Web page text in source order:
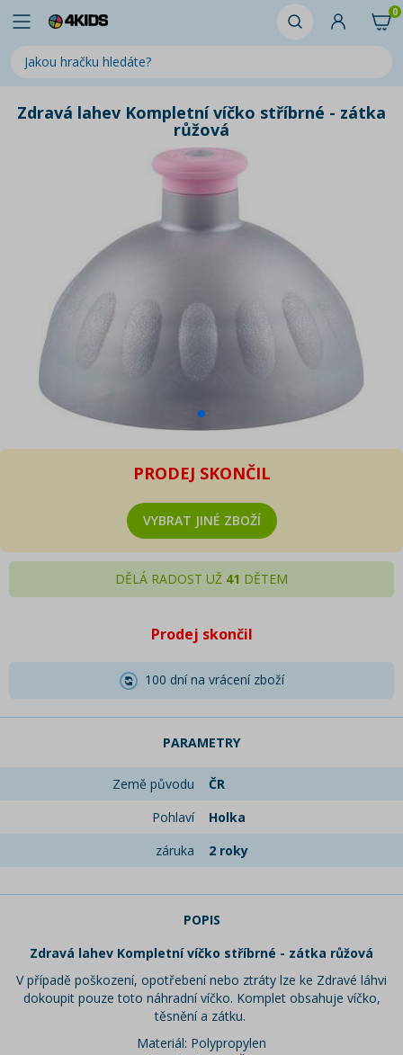
0
Zdravá lahev Kompletní víčko stříbrné - zátka
růžová
PRODEJ SKONČIL
VYBRAT JINÉ ZBOŽÍ
DĚLÁ RADOST UŽ 41 DĚTEM
Prodej skončil
100 dní na vrácení zboží
PARAMETRY
Země původu
ČR
Pohlaví
Holka
záruka
2 roky
POPIS
Zdravá lahev Kompletní víčko stříbrné - zátka růžová
V případě poškození, opotřebení nebo ztráty lze ke Zdravé láhvi
dokoupit pouze toto náhradní víčko. Komplet obsahuje víčko,
těsnění a zátku.
Materiál: Polypropylen